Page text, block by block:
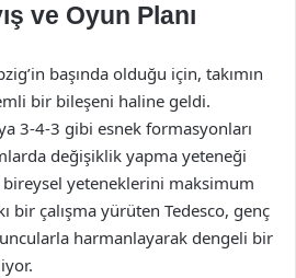
ve Oyun Planı
başında olduğu için, takımın
bir bileşeni haline geldi.
3-4-3 gibi esnek formasyonları
değişiklik yapma yeteneği
bireysel yeteneklerini maksimum
bir çalışma yürüten Tedesco, genç
harmanlayarak dengeli bir